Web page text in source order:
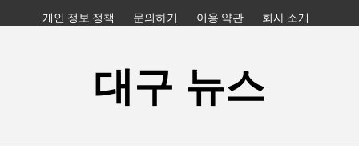
to
개인 정보 정책 문의하기 이용 약관 회사 소개
대구 뉴스